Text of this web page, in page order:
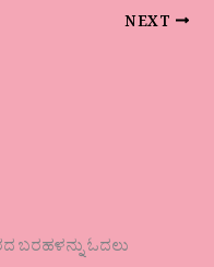
NEXT
ಬರಹಳನ್ನು ಓದಲು